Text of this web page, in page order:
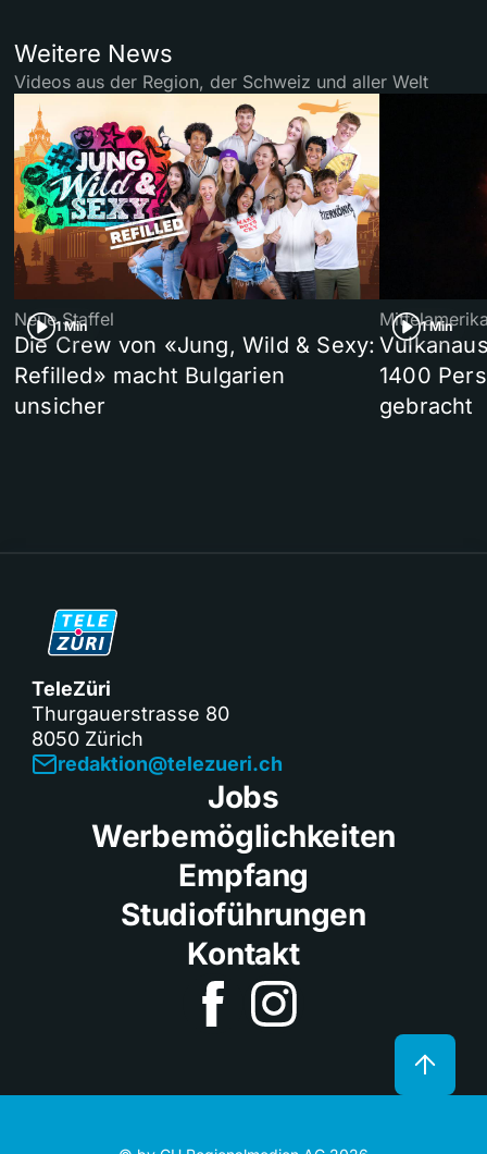
Weitere News
Videos aus der Region, der Schweiz und aller Welt
1 Min
Neue Staffel
Die Crew von «Jung, Wild & Sexy:
Refilled» macht Bulgarien
unsicher
1 Min
1400
gebracht
TeleZüri
Thurgauerstrasse 80
8050 Zürich
redaktion@telezueri.ch
Jobs
Werbemöglichkeiten
Empfang
Studioführungen
Kontakt